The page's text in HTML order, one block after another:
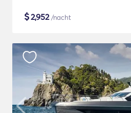
$2,952/nacht